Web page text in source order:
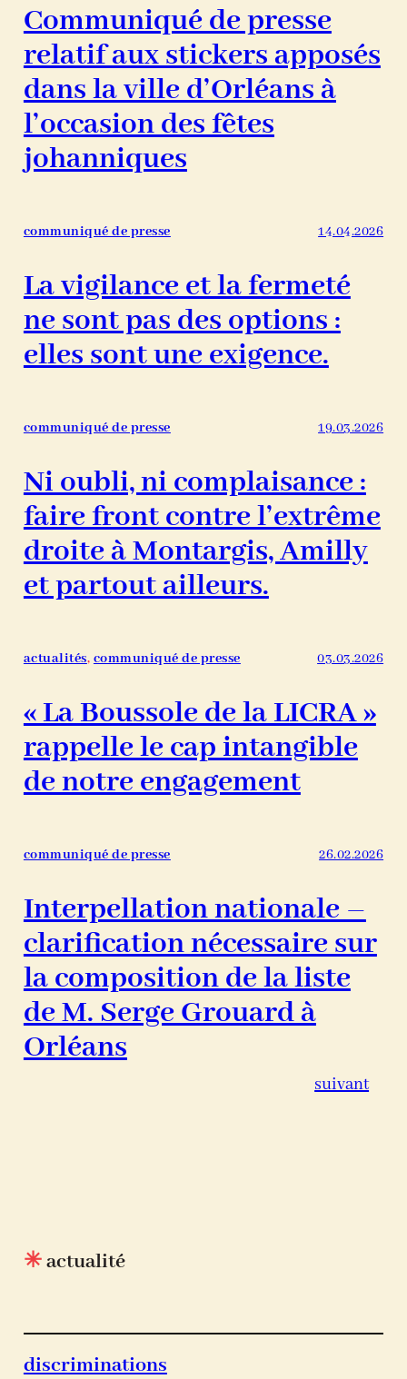
Communiqué de presse
relatif aux stickers apposés
dans la ville d’Orléans à
l’occasion des fêtes
johanniques
communiqué de presse 14.04.2026
La vigilance et la fermeté
ne sont pas des options :
elles sont une exigence.
communiqué de presse 19.03.2026
Ni oubli, ni complaisance :
faire front contre l’extrême
droite à Montargis, Amilly
et partout ailleurs.
actualités, communiqué de presse 03.03.2026
« La Boussole de la LICRA »
rappelle le cap intangible
de notre engagement
communiqué de presse 26.02.2026
Interpellation nationale –
clarification nécessaire sur
la composition de la liste
de M. Serge Grouard à
Orléans
suivant
✳actualité
discriminations